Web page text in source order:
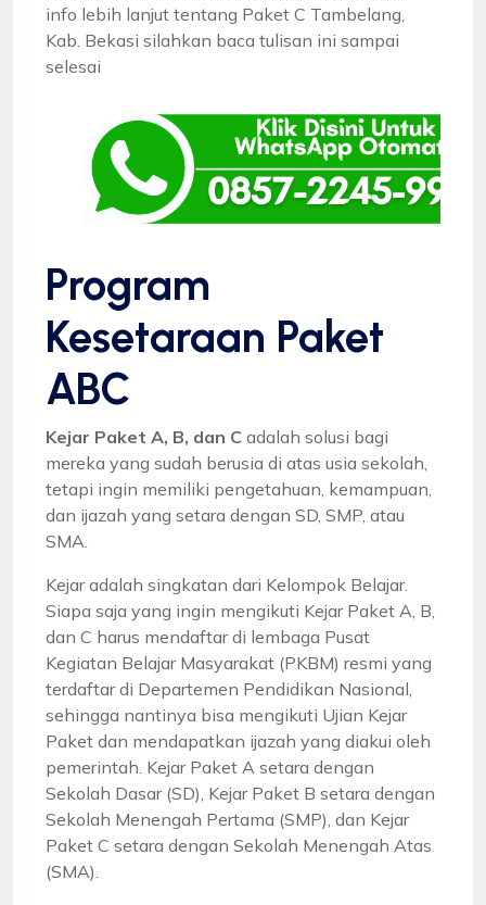
info lebih lanjut tentang Paket C Tambelang,
Kab. Bekasi silahkan baca tulisan ini sampai
selesai
Program
Kesetaraan Paket
ABC
Kejar Paket A, B, dan C adalah solusi bagi
mereka yang sudah berusia di atas usia sekolah,
tetapi ingin memiliki pengetahuan, kemampuan,
dan ijazah yang setara dengan SD, SMP, atau
SMA.
Kejar adalah singkatan dari Kelompok Belajar.
Siapa saja yang ingin mengikuti Kejar Paket A, B,
dan C harus mendaftar di lembaga Pusat
Kegiatan Belajar Masyarakat (PKBM) resmi yang
terdaftar di Departemen Pendidikan Nasional,
sehingga nantinya bisa mengikuti Ujian Kejar
Paket dan mendapatkan ijazah yang diakui oleh
pemerintah. Kejar Paket A setara dengan
Sekolah Dasar (SD), Kejar Paket B setara dengan
Sekolah Menengah Pertama (SMP), dan Kejar
Paket C setara dengan Sekolah Menengah Atas
(SMA).